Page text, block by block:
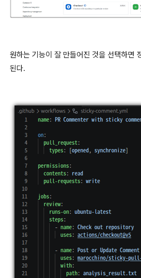
원하는 기능이 잘 만들어진 것을 선택하면
된다.